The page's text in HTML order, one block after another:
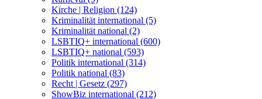
Kirche | Religion (124)
Kriminalität international (5)
Kriminalität national (2)
LSBTIQ+ international (600)
LSBTIQ+ national (593)
Politik international (314)
Politik national (83)
Recht | Gesetz (297)
ShowBiz international (212)